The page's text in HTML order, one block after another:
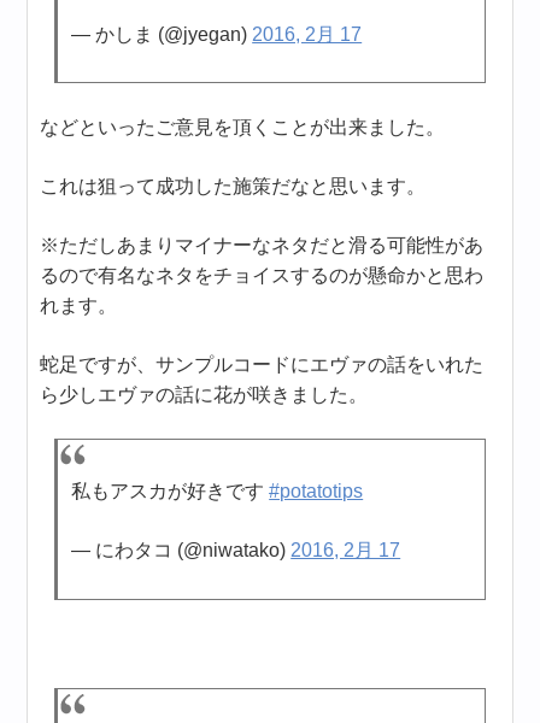
— かしま (@jyegan) 2016, 2月 17
などといったご意見を頂くことが出来ました。
これは狙って成功した施策だなと思います。
※ただしあまりマイナーなネタだと滑る可能性があ
るので有名なネタをチョイスするのが懸命かと思わ
れます。
蛇足ですが、サンプルコードにエヴァの話をいれた
ら少しエヴァの話に花が咲きました。
私もアスカが好きです#potatotips
— にわタコ (@niwatako)2016, 2月 17